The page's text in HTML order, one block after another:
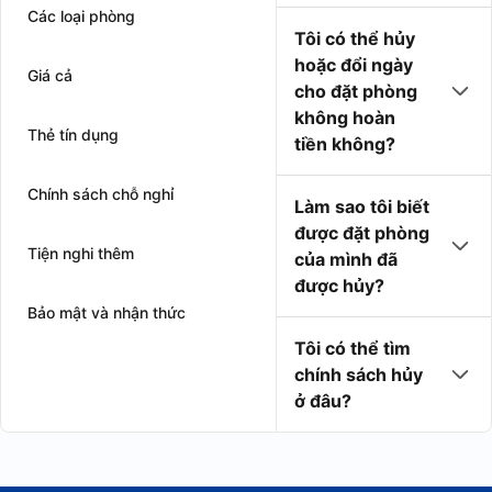
Các loại phòng
Giá cả
Thẻ tín dụng
Chính sách chỗ nghỉ
Tiện nghi thêm
Bảo mật và nhận thức
Tôi có thể hủy
hoặc đổi ngày
cho đặt phòng
không hoàn
tiền không?
Làm sao tôi biết
được đặt phòng
của mình đã
được hủy?
Tôi có thể tìm
chính sách hủy
ở đâu?